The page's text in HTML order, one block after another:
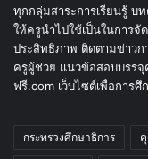
ทุกกลุ่มสาระการเรียนรู้ บ
ให้ครูนำไปใช้เป็นในการจั
ประสิทธิภาพ ติดตามข่าว
ครูผู้ช่วย แนวข้อสอบบรร
ฟรี.com เว็บไซต์เพื่อการ
กระทรวงศึกษาธิการ